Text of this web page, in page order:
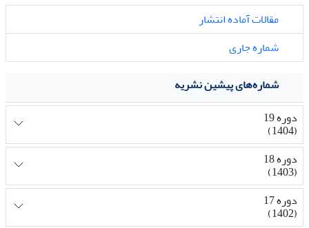
مقالات آماده انتشار
شماره جاری
شماره‌های پیشین نشریه
دوره 19
(1404)
دوره 18
(1403)
دوره 17
(1402)